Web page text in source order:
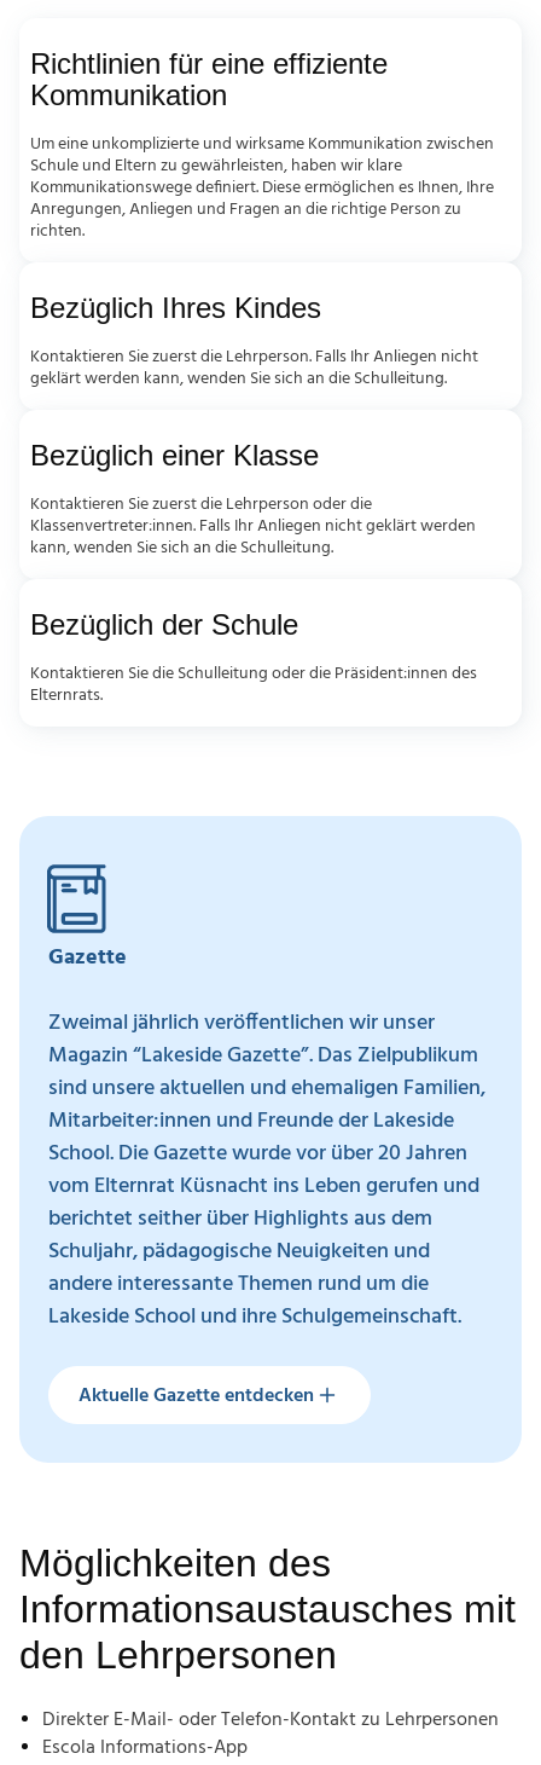
Richtlinien für eine effiziente
Kommunikation
Um eine unkomplizierte und wirksame Kommunikation zwischen
Schule und Eltern zu gewährleisten, haben wir klare
Kommunikationswege definiert. Diese ermöglichen es Ihnen, Ihre
Anregungen, Anliegen und Fragen an die richtige Person zu
richten.
Bezüglich Ihres Kindes
Kontaktieren Sie zuerst die Lehrperson. Falls Ihr Anliegen nicht
geklärt werden kann, wenden Sie sich an die Schulleitung.
Bezüglich einer Klasse
Kontaktieren Sie zuerst die Lehrperson oder die
Klassenvertreter:innen. Falls Ihr Anliegen nicht geklärt werden
kann, wenden Sie sich an die Schulleitung.
Bezüglich der Schule
Kontaktieren Sie die Schulleitung oder die Präsident:innen des
Elternrats.
Gazette
Zweimal jährlich veröffentlichen wir unser
Magazin “Lakeside Gazette”. Das Zielpublikum
sind unsere aktuellen und ehemaligen Familien,
Mitarbeiter:innen und Freunde der Lakeside
School. Die Gazette wurde vor über 20 Jahren
vom Elternrat Küsnacht ins Leben gerufen und
berichtet seither über Highlights aus dem
Schuljahr, pädagogische Neuigkeiten und
andere interessante Themen rund um die
Lakeside School und ihre Schulgemeinschaft.
Aktuelle Gazette entdecken
Möglichkeiten des
Informationsaustausches mit
den Lehrpersonen
Direkter E-Mail- oder Telefon-Kontakt zu Lehrpersonen
Escola Informations-App